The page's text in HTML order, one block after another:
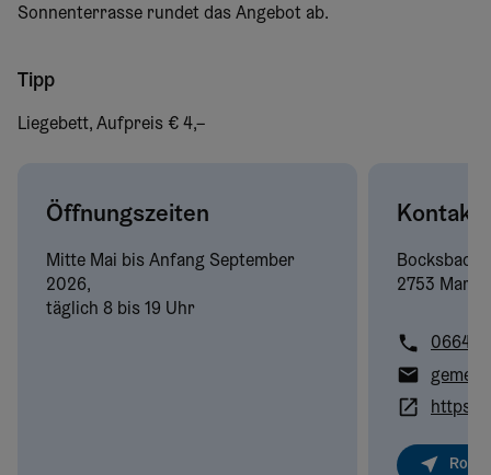
Sonnenterrasse rundet das Angebot ab.
Tipp
Liegebett, Aufpreis € 4,–
Öffnungszeiten
Mitte Mai bis Anfang September
2026,
täglich 8 bis 19 Uhr
Kontakt
2753 Markt
0664/